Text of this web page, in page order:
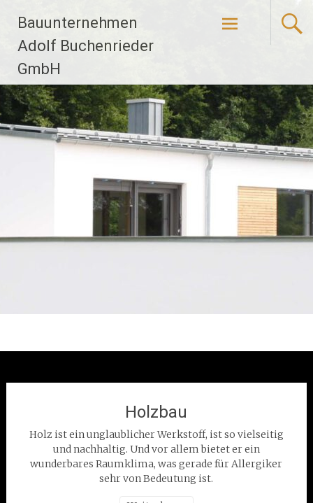
Inhalt
springen
Bauunternehmen
Adolf Buchenrieder
GmbH
Holzbau
Holz ist ein unglaublicher Werkstoff, ist so vielseitig
und nachhaltig. Und vor allem bietet er ein
wunderbares Raumklima, was gerade für Allergiker
sehr von Bedeutung ist.